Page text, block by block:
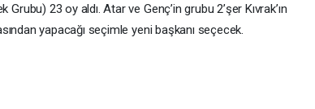
23 oy aldı. Atar ve Genç’in grubu 2’şer Kıvrak’ın
yapacağı seçimle yeni başkanı seçecek.